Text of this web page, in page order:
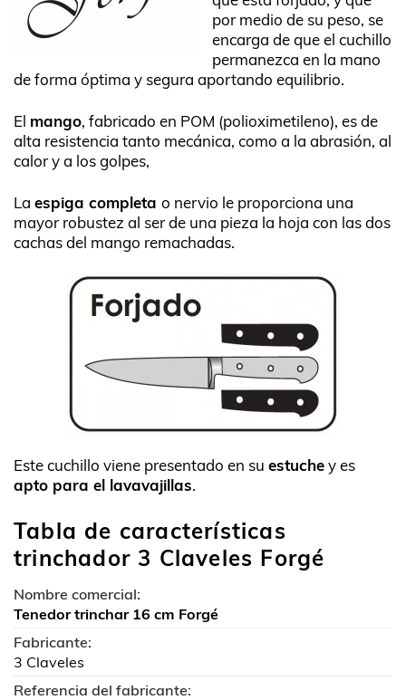
por medio de su peso, se
encarga de que el cuchillo
permanezca en la mano
de forma óptima y segura aportando equilibrio.
El mango, fabricado en POM (polioximetileno), es de
alta resistencia tanto mecánica, como a la abrasión, al
calor y a los golpes,
La espiga completa o nervio le proporciona una
mayor robustez al ser de una pieza la hoja con las dos
cachas del mango remachadas.
Este cuchillo viene presentado en su estuchey es
apto para el lavavajillas.
Tabla de características
trinchador 3 Claveles Forgé
Nombre comercial:
Tenedor trinchar 16 cm Forgé
Fabricante:
3 Claveles
Referencia del fabricante: